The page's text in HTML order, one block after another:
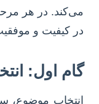
می‌کند. در هر
در کیفیت و
گام اول:
انتخاب موضوع،